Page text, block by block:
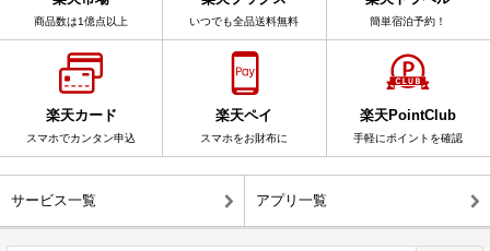
商品数は1億点以上 いつでも全品送料無料 簡単宿泊予約！
楽天カード
スマホでカンタン申込
楽天ペイ
スマホをお財布に
楽天PointClub
手軽にポイントを確認
サービス一覧 アプリ一覧